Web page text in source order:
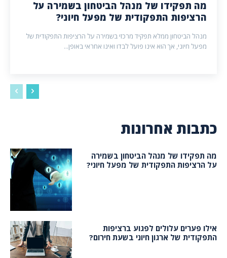
מה תפקידו של מנהל הביטחון בשמירה על
הרציפות התפקודית של מפעל חיוני?
מנהל הביטחון ממלא תפקיד מרכזי בשמירה על הרציפות התפקודית של
מפעל חיוני, אך הוא אינו פועל לבדו ואינו אחראי באופן...
כתבות אחרונות
מה תפקידו של מנהל הביטחון בשמירה
על הרציפות התפקודית של מפעל חיוני?
אילו פערים עלולים לפגוע ברציפות
התפקודית של ארגון חיוני בשעת חירום?